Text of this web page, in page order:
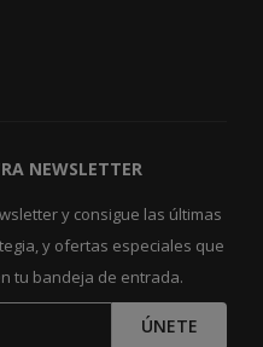
NEWSLETTER
y consigue las últimas
y ofertas especiales que
tu bandeja de entrada.
ÚNETE